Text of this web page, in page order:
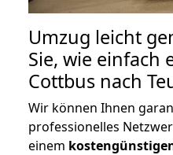
Umzug leicht
Sie, wie einfach
Cottbus nach
Wir können Ihnen
professionelles
einem